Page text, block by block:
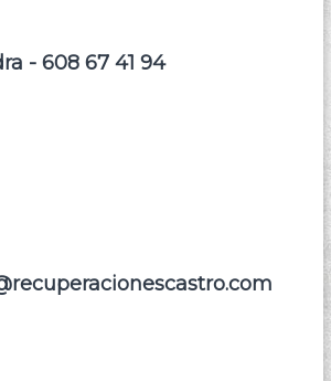
- 608 67 41 94